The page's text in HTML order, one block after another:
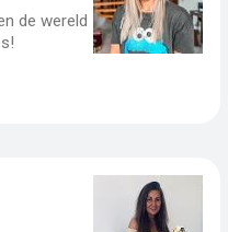
de wereld